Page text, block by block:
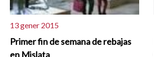
13 gener 2015
Primer fin de semana de rebajas
en Mislata